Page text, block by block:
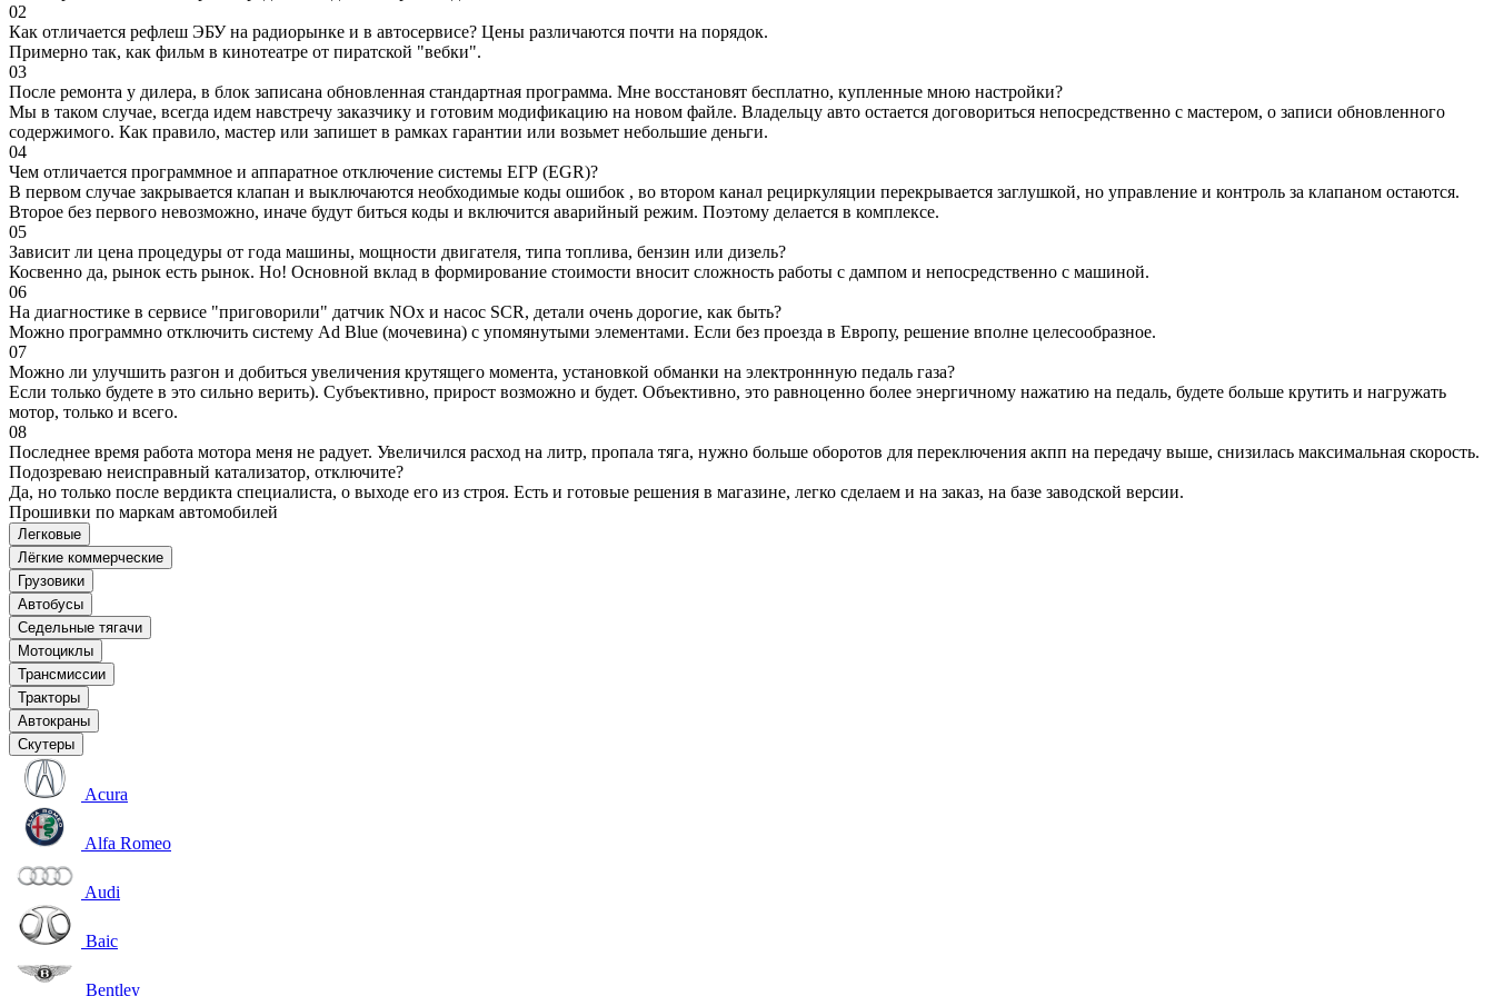
02
Как отличается рефлеш ЭБУ на радиорынке и в автосервисе? Цены различаются почти на порядок.
Примерно так, как фильм в кинотеатре от пиратской "вебки".
03
После ремонта у дилера, в блок записана обновленная стандартная программа. Мне восстановят бесплатно, купленные мною настройки?
Мы в таком случае, всегда идем навстречу заказчику и готовим модификацию на новом файле. Владельцу авто остается договориться непосредственно с мастером, о записи обновленного
содержимого. Как правило, мастер или запишет в рамках гарантии или возьмет небольшие деньги.
04
Чем отличается программное и аппаратное отключение системы ЕГР (EGR)?
В первом случае закрывается клапан и выключаются необходимые коды ошибок , во втором канал рециркуляции перекрывается заглушкой, но управление и контроль за клапаном остаются.
Второе без первого невозможно, иначе будут биться коды и включится аварийный режим. Поэтому делается в комплексе.
05
Зависит ли цена процедуры от года машины, мощности двигателя, типа топлива, бензин или дизель?
Косвенно да, рынок есть рынок. Но! Основной вклад в формирование стоимости вносит сложность работы с дампом и непосредственно с машиной.
06
На диагностике в сервисе "приговорили" датчик NOx и насос SCR, детали очень дорогие, как быть?
Можно программно отключить систему Ad Blue (мочевина) с упомянутыми элементами. Если без проезда в Европу, решение вполне целесообразное.
07
Можно ли улучшить разгон и добиться увеличения крутящего момента, установкой обманки на электроннную педаль газа?
Если только будете в это сильно верить). Субъективно, прирост возможно и будет. Объективно, это равноценно более энергичному нажатию на педаль, будете больше крутить и нагружать
мотор, только и всего.
08
Последнее время работа мотора меня не радует. Увеличился расход на литр, пропала тяга, нужно больше оборотов для переключения акпп на передачу выше, снизилась максимальная скорость.
Подозреваю неисправный катализатор, отключите?
Да, но только после вердикта специалиста, о выходе его из строя. Есть и готовые решения в магазине, легко сделаем и на заказ, на базе заводской версии.
Прошивки по маркам автомобилей
Легковые
Лёгкие коммерческие
Грузовики
Автобусы
Седельные тягачи
Мотоциклы
Трансмиссии
Тракторы
Автокраны
Скутеры
Acura
Alfa Romeo
Audi
Baic
Bentley